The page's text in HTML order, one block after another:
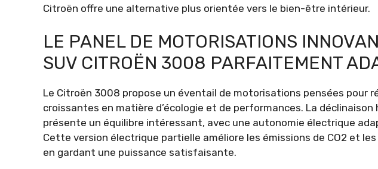
Citroën offre une alternative plus orientée vers le bien-être intérieur.
LE PANEL DE MOTORISATIONS
SUV CITROËN 3008 PARFAITEMENT
Le Citroën 3008 propose un éventail de motorisations pensées pour
croissantes en matière d’écologie et de performances. La déclinaison
présente un équilibre intéressant, avec une autonomie électrique
Cette version électrique partielle améliore les émissions de CO2 et
en gardant une puissance satisfaisante.